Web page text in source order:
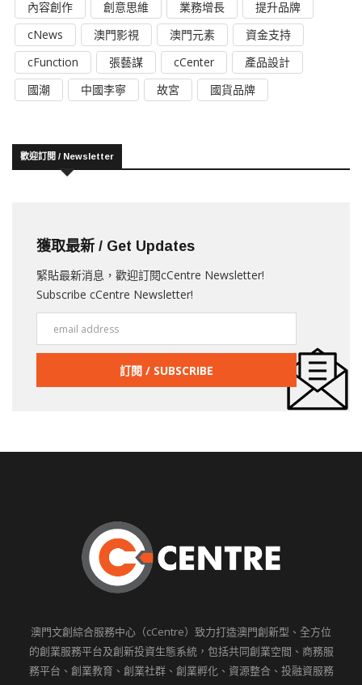
內容創作
創意思維 業務增長
提升品牌
cNews
澳門影視 澳門元素
資金支持
cFunction
張藝謀 cCenter
產品設計
國潮
中國李寧 故宮 國貨品牌
歡迎訂閱 / Newsletter
獲取最新 / Get Updates
緊貼最新消息，歡迎訂閱cCentre Newsletter!
Subscribe cCentre Newsletter!
澳門文創綜合服務中心（cCentre）致力打造澳門創新型、全方位
的創業服務平台及創新投資生態系統，包括共同創業空間、商務服
務平台、創業教育、創業社群、創業孵化、資源整合、投融資服務